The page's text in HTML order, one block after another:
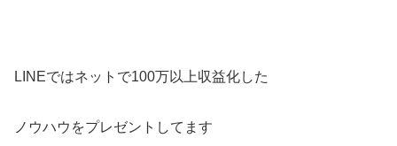
LINEではネットで100万以上収益化した
ノウハウをプレゼントしてます